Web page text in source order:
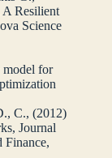
Resilient
Science
model for
C., (2012)
Journal
Finance,